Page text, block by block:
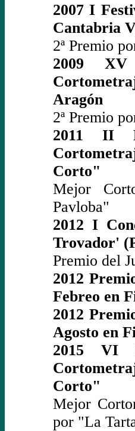
2007 I
Cantabria
2ª Premio
2009 XV
Aragón
2ª Premio
2011 II
Corto"
Mejor
Pavloba"
2012 I
Trovador'
Premio del
2012
Febreo en
2012
Agosto en
2015 VI
Corto"
Mejor
por "La